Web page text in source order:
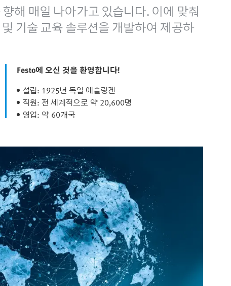
해 매일 나아가고 있습니다. 이에 맞춰
기술 교육 솔루션을 개발하여 제공하
Festo에 오신 것을 환영합니다!
설립: 1925년 독일 에슬링겐
직원: 전 세계적으로 약 20,600명
영업: 약 60개국